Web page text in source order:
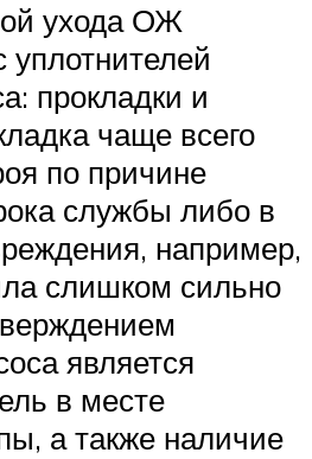
ухода ОЖ
уплотнителей
прокладки и
чаще всего
по причине
службы либо в
например,
слишком сильно
является
в месте
а также наличие